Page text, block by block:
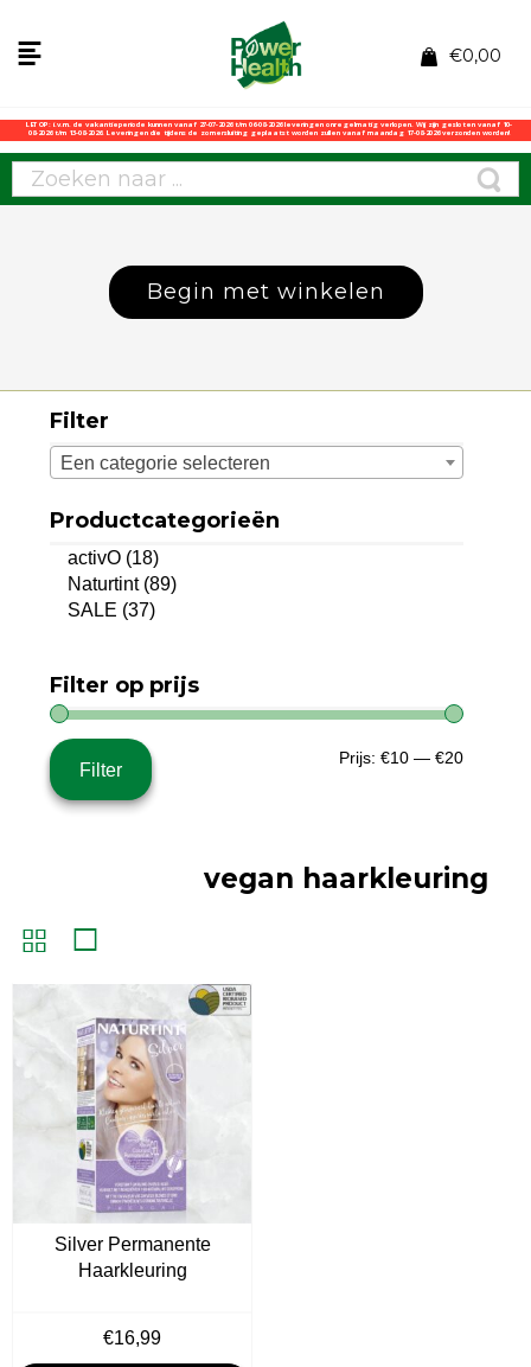
€0,00
LET OP: i.v.m. de vakantieperiode kunnen vanaf 27-07-2026 t/m 06-08-2026 leveringen onregelmatig verlopen. Wij zijn gesloten vanaf 10-
08-2026 t/m 13-08-2026. Leveringen die tijdens de zomersluiting geplaatst worden zullen vanaf maandag 17-08-2026 verzonden worden!
Begin met winkelen
Filter
Een categorie selecteren
Productcategorieën
activO (18)
Naturtint (89)
SALE (37)
Filter op prijs
Min.
Max.
Filter
Prijs: €10 — €20
vegan haarkleuring
Silver Permanente
Haarkleuring
€16,99